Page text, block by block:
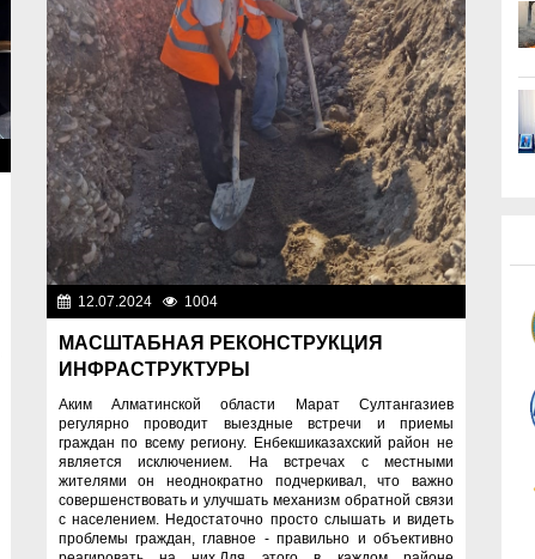
12.07.2024 1004
МАСШТАБНАЯ РЕКОНСТРУКЦИЯ
ИНФРАСТРУКТУРЫ
Аким Алматинской области Марат Султангазиев
регулярно проводит выездные встречи и приемы
граждан по всему региону. Енбекшиказахский район не
является исключением. На встречах с местными
жителями он неоднократно подчеркивал, что важно
совершенствовать и улучшать механизм обратной связи
с населением. Недостаточно просто слышать и видеть
проблемы граждан, главное - правильно и объективно